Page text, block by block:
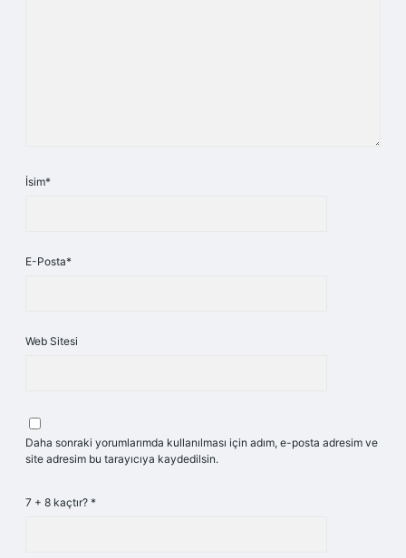
İsim*
E-Posta*
Web Sitesi
Daha sonraki yorumlarımda kullanılması için adım, e-posta adresim ve
site adresim bu tarayıcıya kaydedilsin.
7 + 8 kaçtır? *